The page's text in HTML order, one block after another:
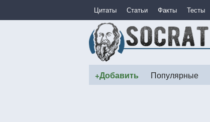
Цитаты Статьи Факты Тесты
+Добавить Популярные